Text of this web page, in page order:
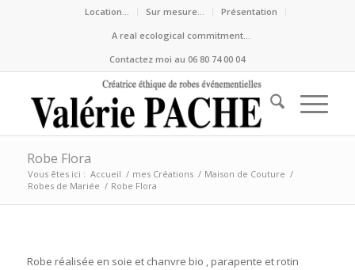
Location… Sur mesure…
Présentation
A real ecological commitment…
Contactez moi au 06 80 74 00 04
Robe Flora
Vous êtes ici : Accueil / mes Créations / Maison de Couture /
Robes de Mariée / Robe Flora
Robe réalisée en soie et chanvre bio , parapente et rotin